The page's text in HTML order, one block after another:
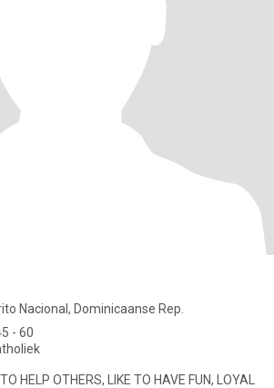
Nacional, Dominicaanse Rep.
- 60
HELP OTHERS, LIKE TO HAVE FUN, LOYAL